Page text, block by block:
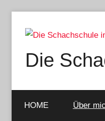
Inhalt
Die
HOME Über